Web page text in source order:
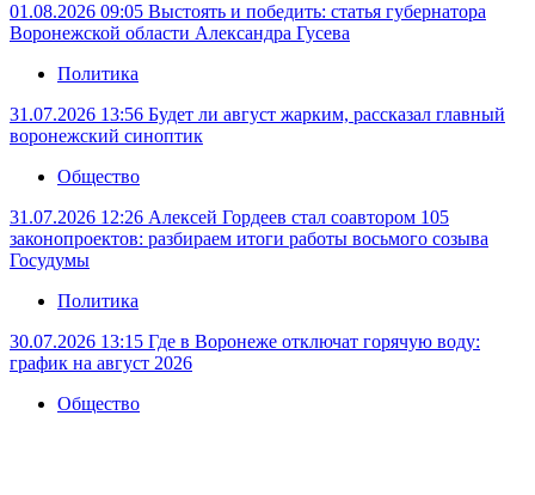
01.08.2026 09:05 Выстоять и победить: статья губернатора
Воронежской области Александра Гусева
Политика
31.07.2026 13:56 Будет ли август жарким, рассказал главный
воронежский синоптик
Общество
31.07.2026 12:26 Алексей Гордеев стал соавтором 105
законопроектов: разбираем итоги работы восьмого созыва
Госудумы
Политика
30.07.2026 13:15 Где в Воронеже отключат горячую воду:
график на август 2026
Общество